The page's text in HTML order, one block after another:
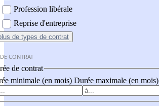
Profession libérale
Reprise d'entreprise
de types de contrat
CONTRAT
de contrat
minimale (en mois) Durée maximale (en mois)